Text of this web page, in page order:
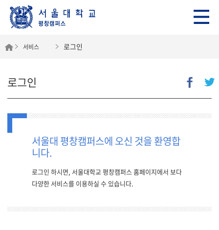
서비스 로그인
로그인
서울대 평창캠퍼스에 오신 것을 환영합
니다.
로그인 하시면, 서울대학교 평창캠퍼스 홈페이지에서 보다
다양한 서비스를 이용하실 수 있습니다.